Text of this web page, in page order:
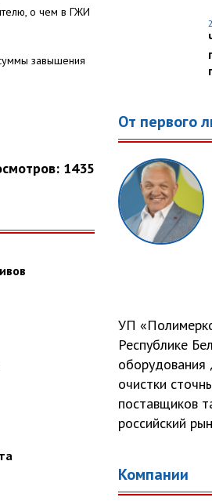
о чем в ГЖИ
завышения
1435
От первого
УП
Республике
оборудования
очистки
поставщиков
российский
Компании